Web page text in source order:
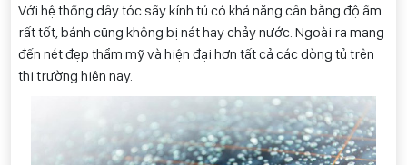
Với hệ thống dây tóc sấy kính tủ có khả năng cân bằng độ ẩm
rất tốt, bánh cũng không bị nát hay chảy nước. Ngoài ra mang
đến nét đẹp thẩm mỹ và hiện đại hơn tất cả các dòng tủ trên
thị trường hiện nay.